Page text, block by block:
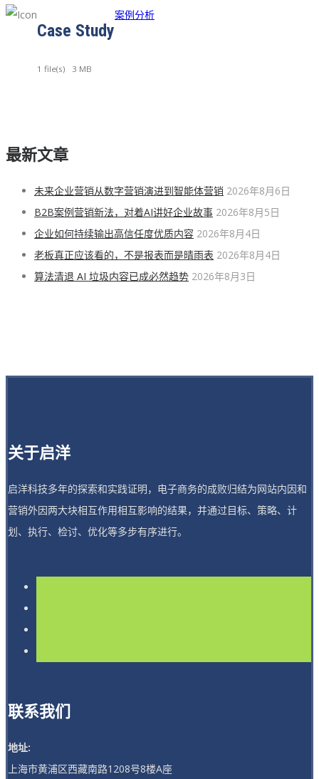
Case Study
1 file(s) 3 MB
案例分析
最新文章
未来企业营销从数字营销演进到智能体营销 2026年8月6日
B2B案例营销新法，对着AI讲好企业故事 2026年8月5日
企业如何持续输出高信任度优质内容 2026年8月4日
老板真正应该看的，不是报表而是晴雨表 2026年8月4日
算法清退 AI 垃圾内容已成必然趋势 2026年8月3日
关于启洋
启洋科技多年的探索和实践证明，电子商务的成败归结为网站内因和
营销外因两大块相互作用相互影响的结果，并通过目标、策略、计
划、执行、检讨、优化等多步有序进行。
联系我们
地址:
上海市黄浦区西藏南路1208号8楼A座